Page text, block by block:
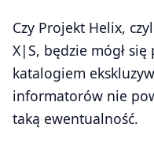
Czy Projekt Helix,
X|S, będzie mógł
katalogiem
informatorów nie
taką ewentualność.